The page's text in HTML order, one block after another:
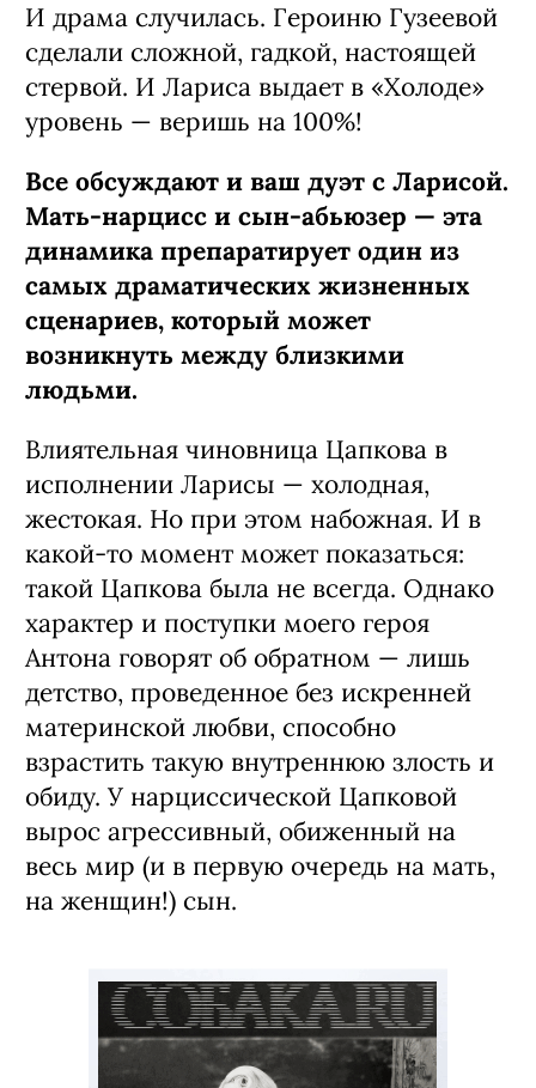
И драма случилась. Героиню Гузеевой
сделали сложной, гадкой, настоящей
стервой. И Лариса выдает в «Холоде»
уровень — веришь на 100%!
Все обсуждают и ваш дуэт с Ларисой.
Мать-нарцисс и сын-абьюзер — эта
динамика препаратирует один из
самых драматических жизненных
сценариев, который может
возникнуть между близкими
людьми.
Влиятельная чиновница Цапкова в
исполнении Ларисы — холодная,
жестокая. Но при этом набожная. И в
какой-то момент может показаться:
такой Цапкова была не всегда. Однако
характер и поступки моего героя
Антона говорят об обратном — лишь
детство, проведенное без искренней
материнской любви, способно
взрастить такую внутреннюю злость и
обиду. У нарциссической Цапковой
вырос агрессивный, обиженный на
весь мир (и в первую очередь на мать,
на женщин!) сын.